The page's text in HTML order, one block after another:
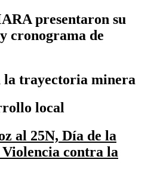
presentaron su
cronograma de
la trayectoria minera
local
al 25N, Día de la
contra la